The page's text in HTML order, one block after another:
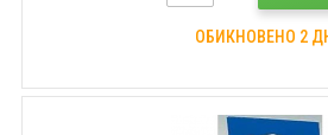
ОБИКНОВЕНО 2